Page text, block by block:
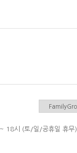
18시 (토/일/공휴일 휴무)